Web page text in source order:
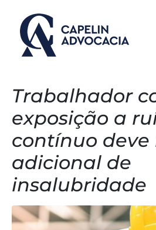
Trabalhador
exposição a
contínuo deve
adicional de
insalubridade